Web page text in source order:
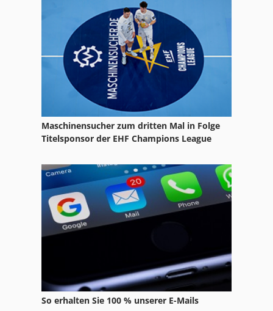
Stanzbiegeautomat
Verzinkungsanlage
Widerstandsschweißanlage
Maschinensucher zum dritten Mal in Folge
Titelsponsor der EHF Champions League
So erhalten Sie 100 % unserer E-Mails